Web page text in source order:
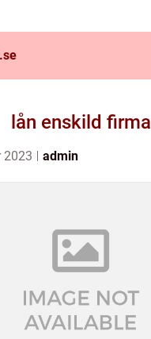
se
lån enskild firma
2023 admin